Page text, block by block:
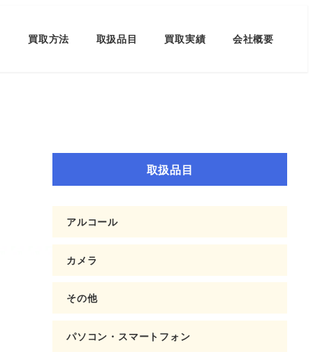
買取方法 取扱品目 買取実績 会社概要
取扱品目
アルコール
カメラ
その他
パソコン・スマートフォン